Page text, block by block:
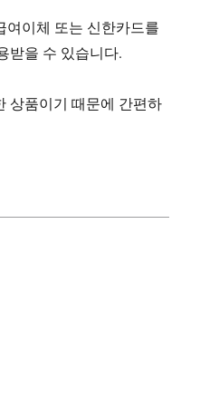
여이체 또는 신한카드를
받을 수 있습니다.
상품이기 때문에 간편하